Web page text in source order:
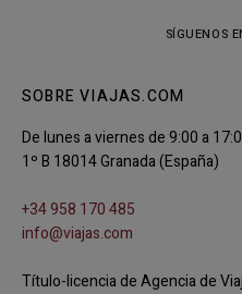
SÍGUENOS
SOBRE VIAJAS.COM
De lunes a viernes de 9:00 a
1º B 18014 Granada (España)
+34 958 170 485
info@viajas.com
Título-licencia de Agencia de